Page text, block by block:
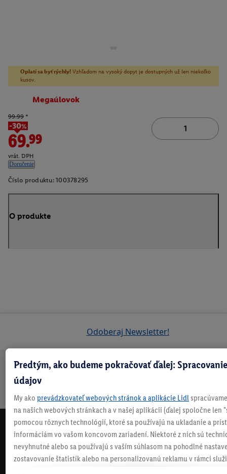
Oplatí sa byť rýchly! Vzhľadom na vysoký dopyt je dostupných už len niekoľko
kusov.
Megaúlovok
99.99 *
-30%
69.99
vrát. DPH
Doručenie
Číslo produktu: 100378295
O produkte
Odoberaj Newsletter!
Doprava
zadarmo
nad 70 €¹
niečo nové
NEWSLETTER
NEZMEŠKAJ NAŠE AKCIE!
ODOBERAJ NÁŠ NEWSLETTER
Predtým, ako budeme pokračovať ďalej:
údajov
My ako prevádzkovateľ webových stránok a aplikácie Lidl
na našich webových stránkach a v našej aplikácii (ďalej spoločne len
pomocou rôznych technológií, ktoré sa používajú na ukladanie a
informáciám vo vašom koncovom zariadení. Niektoré z nich sú
nevyhnutné alebo sa používajú s vaším súhlasom na pohodlné
zostavovanie štatistík alebo na personalizovanú reklamu v rámci